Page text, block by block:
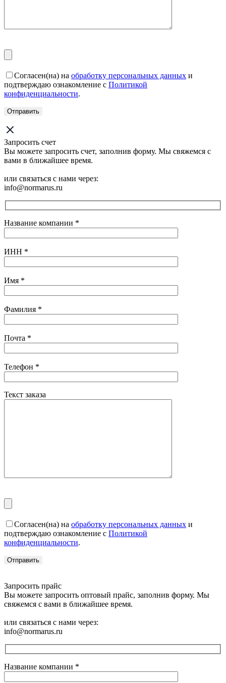
Согласен(на) на обработку персональных данных и
подтверждаю ознакомление с Политикой
конфиденциальности.
Запросить счет
Вы можете запросить счет, заполнив форму. Мы свяжемся с
вами в ближайшее время.
или связаться с нами через:
info@normarus.ru
Название компании *
ИНН *
Имя *
Фамилия *
Почта *
Телефон *
Текст заказа
Согласен(на) на обработку персональных данных и
подтверждаю ознакомление с Политикой
конфиденциальности.
Запросить прайс
Вы можете запросить оптовый прайс, заполнив форму. Мы
свяжемся с вами в ближайшее время.
или связаться с нами через:
info@normarus.ru
Название компании *